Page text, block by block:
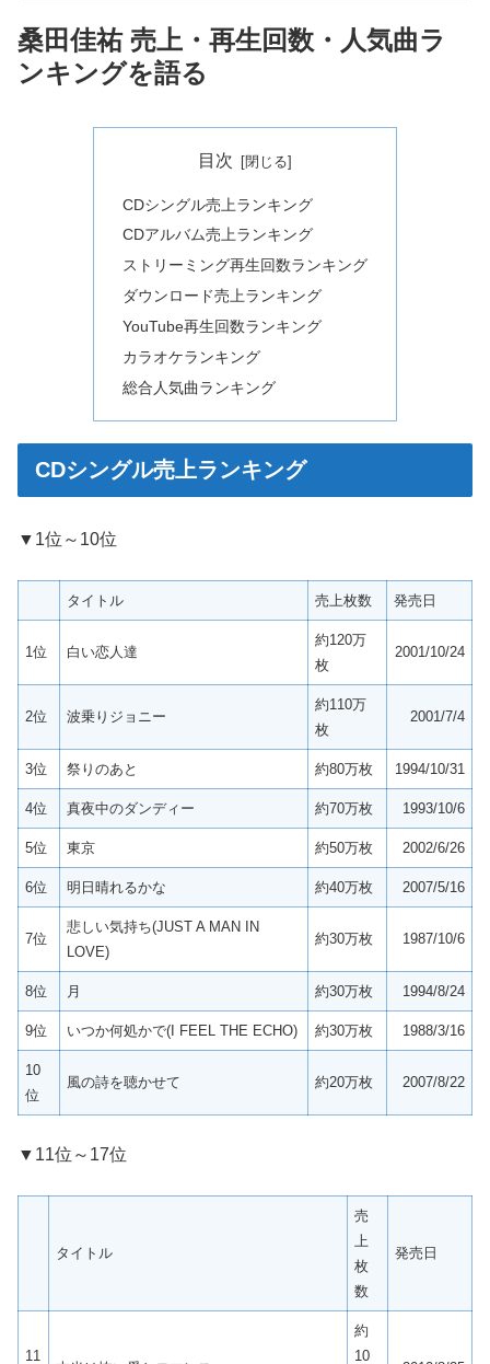
桑田佳祐 売上・再生回数・人気曲ラ
ンキングを語る
目次
CDシングル売上ランキング
CDアルバム売上ランキング
ストリーミング再生回数ランキング
ダウンロード売上ランキング
YouTube再生回数ランキング
カラオケランキング
総合人気曲ランキング
CDシングル売上ランキング
▼1位～10位
タイトル 売上枚数 発売日
1位 白い恋人達
約120万
枚
2001/10/24
2位 波乗りジョニー
約110万
枚
2001/7/4
3位 祭りのあと 約80万枚 1994/10/31
4位 真夜中のダンディー 約70万枚 1993/10/6
5位 東京 約50万枚 2002/6/26
6位 明日晴れるかな 約40万枚 2007/5/16
7位
悲しい気持ち(JUST A MAN IN
LOVE)
約30万枚 1987/10/6
8位 月 約30万枚 1994/8/24
9位 いつか何処かで(I FEEL THE ECHO) 約30万枚 1988/3/16
10
位
風の詩を聴かせて 約20万枚 2007/8/22
▼11位～17位
タイトル
売
上
枚
数
発売日
11
約
10